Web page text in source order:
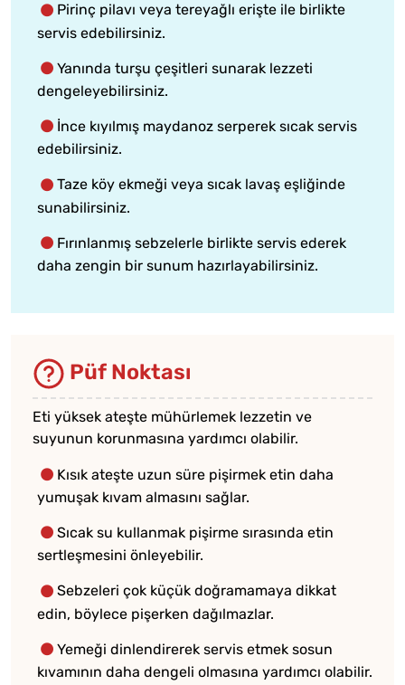
Pirinç pilavı veya tereyağlı erişte ile birlikte
servis edebilirsiniz.
Yanında turşu çeşitleri sunarak lezzeti
dengeleyebilirsiniz.
İnce kıyılmış maydanoz serperek sıcak servis
edebilirsiniz.
Taze köy ekmeği veya sıcak lavaş eşliğinde
sunabilirsiniz.
Fırınlanmış sebzelerle birlikte servis ederek
daha zengin bir sunum hazırlayabilirsiniz.
Püf Noktası
Eti yüksek ateşte mühürlemek lezzetin ve
suyunun korunmasına yardımcı olabilir.
Kısık ateşte uzun süre pişirmek etin daha
yumuşak kıvam almasını sağlar.
Sıcak su kullanmak pişirme sırasında etin
sertleşmesini önleyebilir.
Sebzeleri çok küçük doğramamaya dikkat
edin, böylece pişerken dağılmazlar.
Yemeği dinlendirerek servis etmek sosun
kıvamının daha dengeli olmasına yardımcı olabilir.